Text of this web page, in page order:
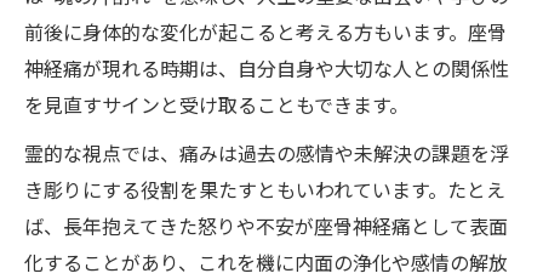
前後に身体的な変化が起こると考える方もいます。座骨
神経痛が現れる時期は、自分自身や大切な人との関係性
を見直すサインと受け取ることもできます。
霊的な視点では、痛みは過去の感情や未解決の課題を浮
き彫りにする役割を果たすともいわれています。たとえ
ば、長年抱えてきた怒りや不安が座骨神経痛として表面
化することがあり、これを機に内面の浄化や感情の解放